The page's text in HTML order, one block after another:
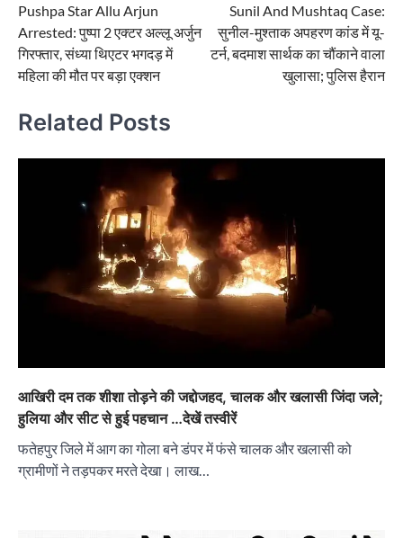
navigation
Pushpa Star Allu Arjun
Arrested: पुष्पा 2 एक्टर अल्लू अर्जुन
गिरफ्तार, संध्या थिएटर भगदड़ में
महिला की मौत पर बड़ा एक्शन
Sunil And Mushtaq Case:
सुनील-मुश्ताक अपहरण कांड में यू-
टर्न, बदमाश सार्थक का चौंकाने वाला
खुलासा; पुलिस हैरान
Related Posts
आखिरी दम तक शीशा तोड़ने की जद्दोजहद, चालक और खलासी जिंदा जले;
हुलिया और सीट से हुई पहचान …देखें तस्वीरें
फतेहपुर जिले में आग का गोला बने डंपर में फंसे चालक और खलासी को
ग्रामीणों ने तड़पकर मरते देखा। लाख…